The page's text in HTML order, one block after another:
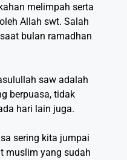
melimpah serta
Allah swt. Salah
bulan ramadhan
saw adalah
berpuasa, tidak
hari lain juga.
sering kita jumpai
muslim yang sudah